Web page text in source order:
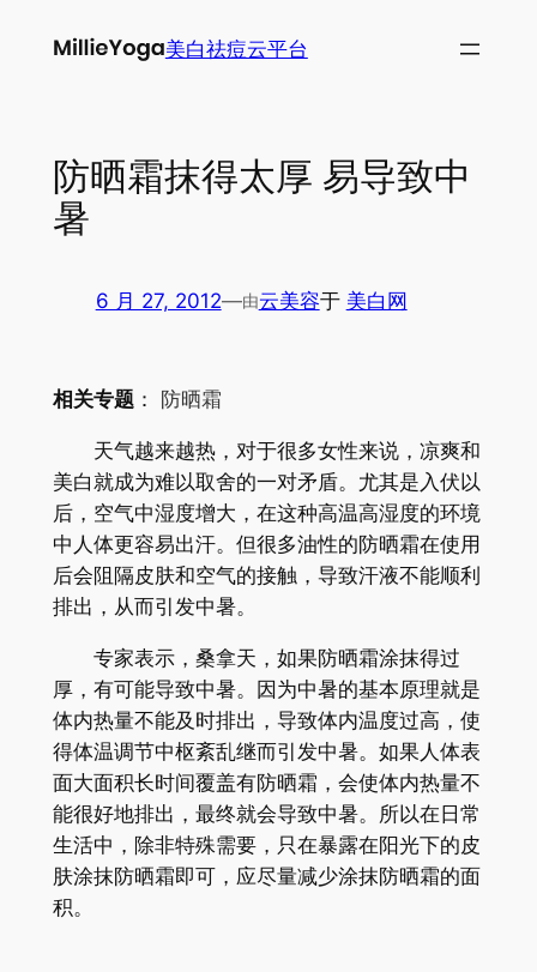
美白祛痘云平台
防晒霜抹得太厚 易导致中
暑
6 月 27, 2012—由云美容于 美白网
相关专题： 防晒霜
天气越来越热，对于很多女性来说，凉爽和
美白就成为难以取舍的一对矛盾。尤其是入伏以
后，空气中湿度增大，在这种高温高湿度的环境
中人体更容易出汗。但很多油性的防晒霜在使用
后会阻隔皮肤和空气的接触，导致汗液不能顺利
排出，从而引发中暑。
专家表示，桑拿天，如果防晒霜涂抹得过
厚，有可能导致中暑。因为中暑的基本原理就是
体内热量不能及时排出，导致体内温度过高，使
得体温调节中枢紊乱继而引发中暑。如果人体表
面大面积长时间覆盖有防晒霜，会使体内热量不
能很好地排出，最终就会导致中暑。所以在日常
生活中，除非特殊需要，只在暴露在阳光下的皮
肤涂抹防晒霜即可，应尽量减少涂抹防晒霜的面
积。